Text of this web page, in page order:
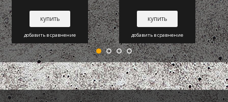
купить
добавить в сравнение
купить
добавить в сравнение